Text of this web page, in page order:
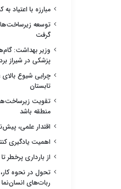
مبارزه با اعتیاد
گرفت
وزیر بهداشت:
پزشکی در شیراز
چرایی شیوع
تابستان
تقویت
منطقه باشد
اقتدار علمی،
اهمیت یادگیری کنترل
از بارداری پرخطر
تحول در نحوه
ربات‌های انسان‌نما